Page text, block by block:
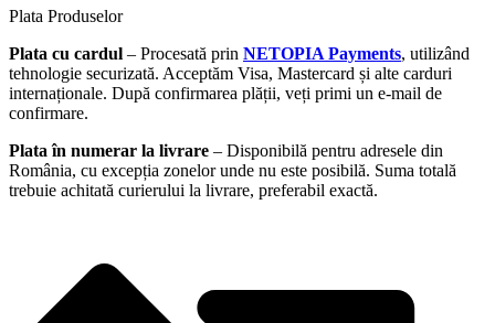
Plata Produselor
Plata cu cardul – Procesată prin NETOPIA Payments, utilizând
tehnologie securizată. Acceptăm Visa, Mastercard și alte carduri
internaționale. După confirmarea plății, veți primi un e-mail de
confirmare.
Plata în numerar la livrare – Disponibilă pentru adresele din
România, cu excepția zonelor unde nu este posibilă. Suma totală
trebuie achitată curierului la livrare, preferabil exactă.